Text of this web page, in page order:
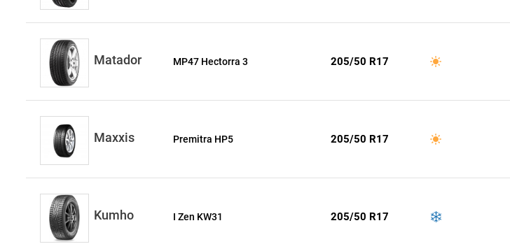
Matador MP47 Hectorra 3 205/50 R17
Maxxis Premitra HP5 205/50 R17
Kumho I Zen KW31 205/50 R17